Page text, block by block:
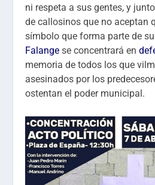
ni respeta a sus gentes, y
de callosinos que no aceptan
símbolo que forma parte de
Falange se concentrará en
memoria de todos los que
asesinados por los
ostentan el poder municipal.